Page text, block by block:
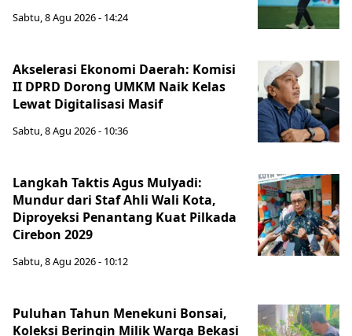
Sabtu, 8 Agu 2026 - 14:24
Akselerasi Ekonomi Daerah: Komisi
II DPRD Dorong UMKM Naik Kelas
Lewat Digitalisasi Masif
Sabtu, 8 Agu 2026 - 10:36
Langkah Taktis Agus Mulyadi:
Mundur dari Staf Ahli Wali Kota,
Diproyeksi Penantang Kuat Pilkada
Cirebon 2029
Sabtu, 8 Agu 2026 - 10:12
Puluhan Tahun Menekuni Bonsai,
Koleksi Beringin Milik Warga Bekasi